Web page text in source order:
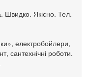
Швидко. Якісно. Тел.
електробойлери,
сантехнічні роботи.